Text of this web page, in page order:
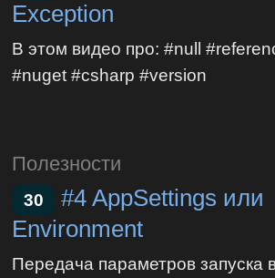
Exception
В этом видео про: #null
#nuget #csharp #version
Полезности
30
#4 AppSettings или
Environment
Передача параметров запуска